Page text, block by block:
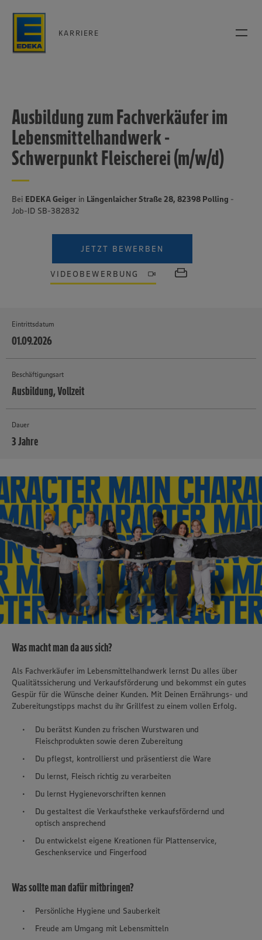
KARRIERE
Ausbildung zum Fachverkäufer im
Lebensmittelhandwerk -
Schwerpunkt Fleischerei (m/w/d)
Bei EDEKA Geiger in Längenlaicher Straße 28, 82398 Polling -
Job-ID SB-382832
JETZT BEWERBEN
VIDEOBEWERBUNG
Eintrittsdatum
01.09.2026
Beschäftigungsart
Ausbildung, Vollzeit
Dauer
3 Jahre
Was macht man da aus sich?
Als Fachverkäufer im Lebensmittelhandwerk lernst Du alles über
Qualitätssicherung und Verkaufsförderung und bekommst ein gutes
Gespür für die Wünsche deiner Kunden. Mit Deinen Ernährungs- und
Zubereitungstipps machst du ihr Grillfest zu einem vollen Erfolg.
Du berätst Kunden zu frischen Wurstwaren und
Fleischprodukten sowie deren Zubereitung
Du pflegst, kontrollierst und präsentierst die Ware
Du lernst, Fleisch richtig zu verarbeiten
Du lernst Hygienevorschriften kennen
Du gestaltest die Verkaufstheke verkaufsfördernd und
optisch ansprechend
Du entwickelst eigene Kreationen für Plattenservice,
Geschenkservice und Fingerfood
Was sollte man dafür mitbringen?
Persönliche Hygiene und Sauberkeit
Freude am Umgang mit Lebensmitteln